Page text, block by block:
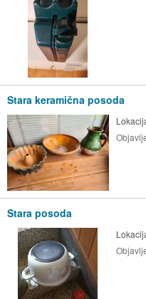
Stara keramična posoda
Stara posoda